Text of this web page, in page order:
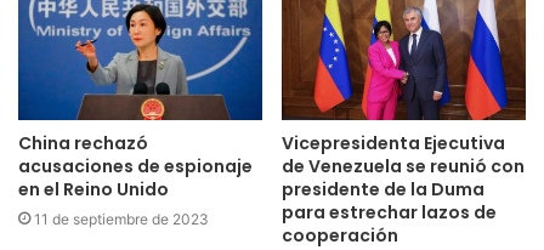
China rechazó
acusaciones de espionaje
en el Reino Unido
11 de septiembre de 2023
Vicepresidenta Ejecutiva
de Venezuela se reunió con
presidente de la Duma
para estrechar lazos de
cooperación